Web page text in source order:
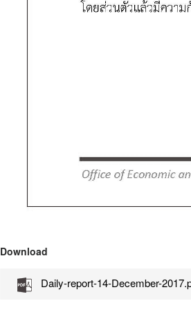
Download
Daily-report-14-December-